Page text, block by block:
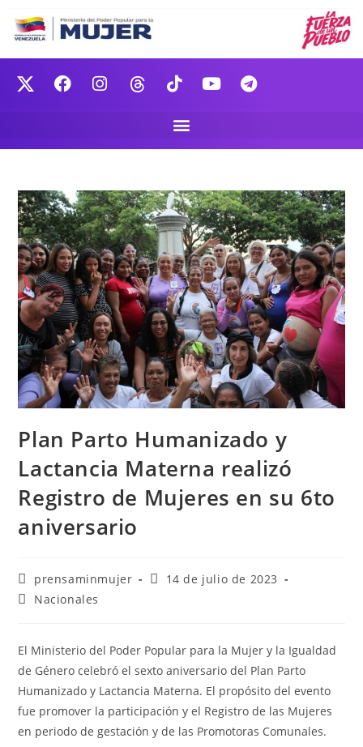
Plan Parto Humanizado y
Lactancia Materna realizó
Registro de Mujeres en su 6to
aniversario
prensaminmujer
14 de julio de 2023
Nacionales
El Ministerio del Poder Popular para la Mujer y la Igualdad
de Género celebró el sexto aniversario del Plan Parto
Humanizado y Lactancia Materna. El propósito del evento
fue promover la participación y el Registro de las Mujeres
en periodo de gestación y de las Promotoras Comunales.